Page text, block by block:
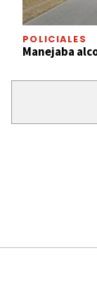
POLICIALES
Manejaba